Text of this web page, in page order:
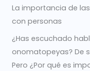
La importancia de
con personas
¿Has escuchado
onomatopeyas? De
Pero ¿Por qué es